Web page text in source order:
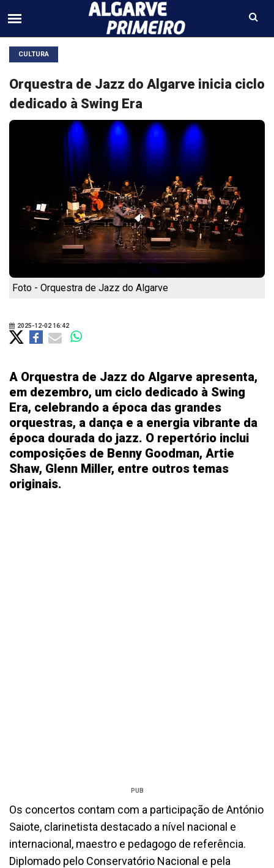
CULTURA
Orquestra de Jazz do Algarve inicia ciclo
dedicado à Swing Era
Foto - Orquestra de Jazz do Algarve
2025-12-02 16:42
A Orquestra de Jazz do Algarve apresenta,
em dezembro, um ciclo dedicado à Swing
Era, celebrando a época das grandes
orquestras, a dança e a energia vibrante da
época dourada do jazz. O repertório inclui
composições de Benny Goodman, Artie
Shaw, Glenn Miller, entre outros temas
originais.
PUB
Os concertos contam com a participação de António
Saiote, clarinetista destacado a nível nacional e
internacional, maestro e pedagogo de referência.
Diplomado pelo Conservatório Nacional e pela